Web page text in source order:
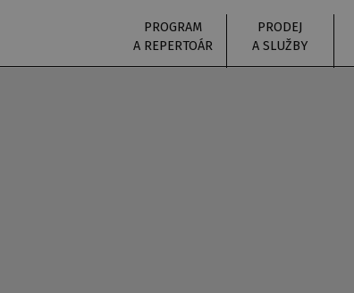
PROGRAM
A REPERTOÁR
PRODEJ
A SLUŽBY